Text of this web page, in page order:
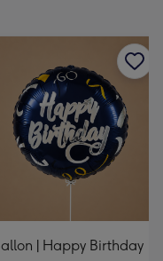
| Happy Birthday